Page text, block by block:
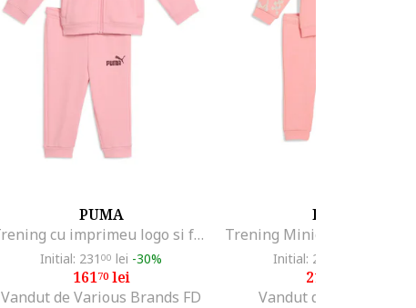
PUMA
Trening cu imprimeu logo si fermoar, Roz pastel
Initial: 231 00 lei -30%
16170lei
Vandut de Various Brands FD
PUMA
Initial: 294
217
Vandut de ORIGINALS